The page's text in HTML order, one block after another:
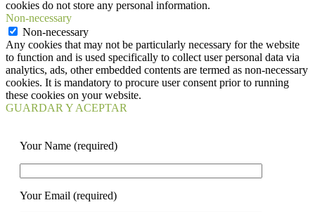
cookies do not store any personal information.
Non-necessary
Non-necessary
Any cookies that may not be particularly necessary for the website
to function and is used specifically to collect user personal data via
analytics, ads, other embedded contents are termed as non-necessary
cookies. It is mandatory to procure user consent prior to running
these cookies on your website.
GUARDAR Y ACEPTAR
Your Name (required)
Your Email (required)